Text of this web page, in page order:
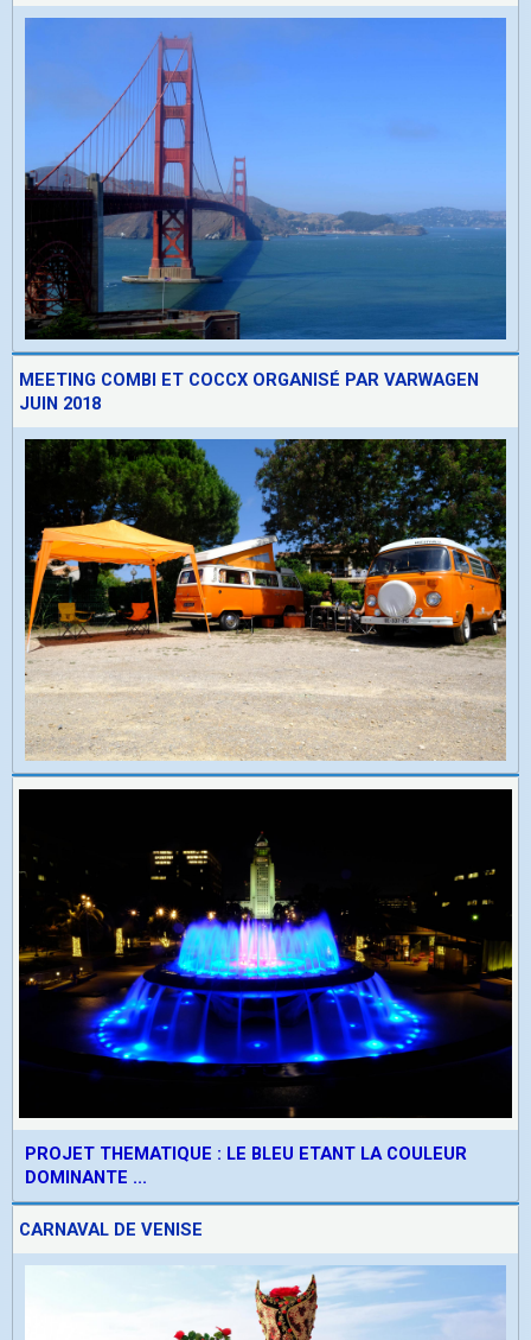
MEETING COMBI ET COCCX ORGANISÉ PAR VARWAGEN
JUIN 2018
PROJET THEMATIQUE : LE BLEU ETANT LA COULEUR
DOMINANTE ...
CARNAVAL DE VENISE